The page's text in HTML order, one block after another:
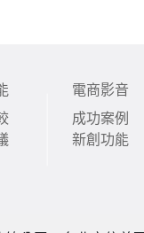
電商影音
成功案例
新創功能